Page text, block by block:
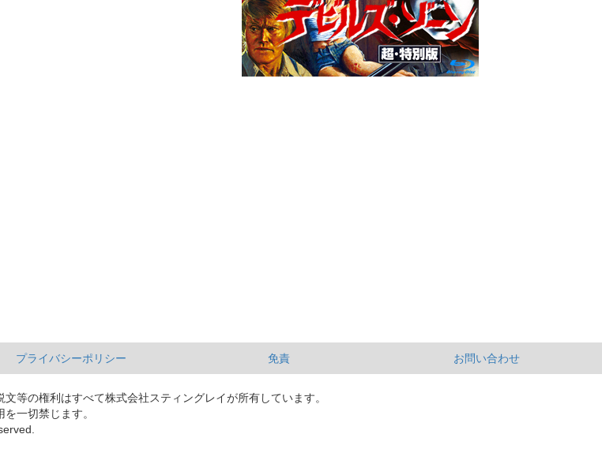
プライバシーポリシー 免責 お問い合わせ
等の権利はすべて株式会社スティングレイが所有しています。
一切禁じます。